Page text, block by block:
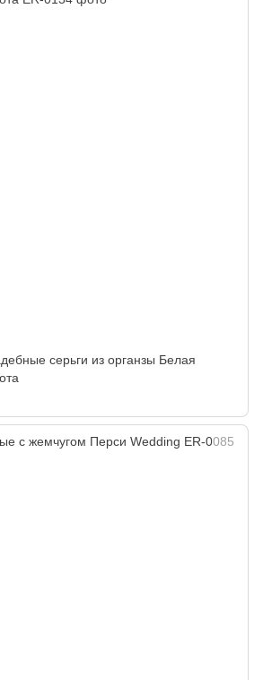
серьги из органзы Белая